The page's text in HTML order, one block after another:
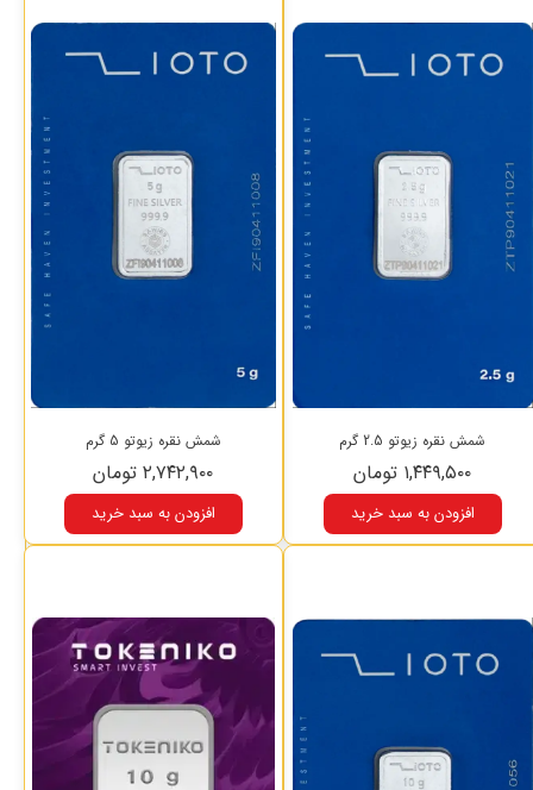
شمش نقره زیوتو 2.5 گرم
۱,۴۴۹,۵۰۰ تومان
افزودن به سبد خرید
شمش نقره زیوتو 5 گرم
۲,۷۴۲,۹۰۰ تومان
افزودن به سبد خرید